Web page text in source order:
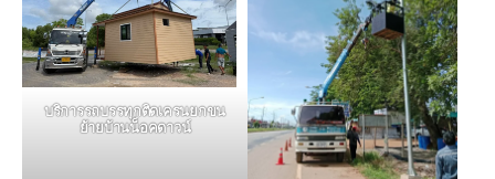
บริการรถบรรทุกติดเครนยกขน
ย้ายบ้านน็อคดาวน์